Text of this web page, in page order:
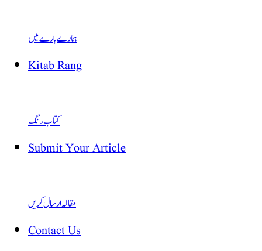
ہمارے بارے میں
Kitab Rang
کتاب رنگ
Submit Your Article
مقالہ ارسال کریں
Contact Us